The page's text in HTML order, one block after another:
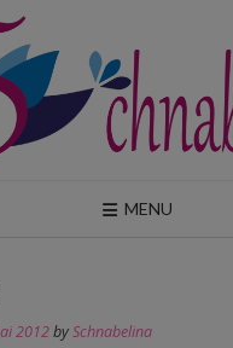
MENU
2012bySchnabelina